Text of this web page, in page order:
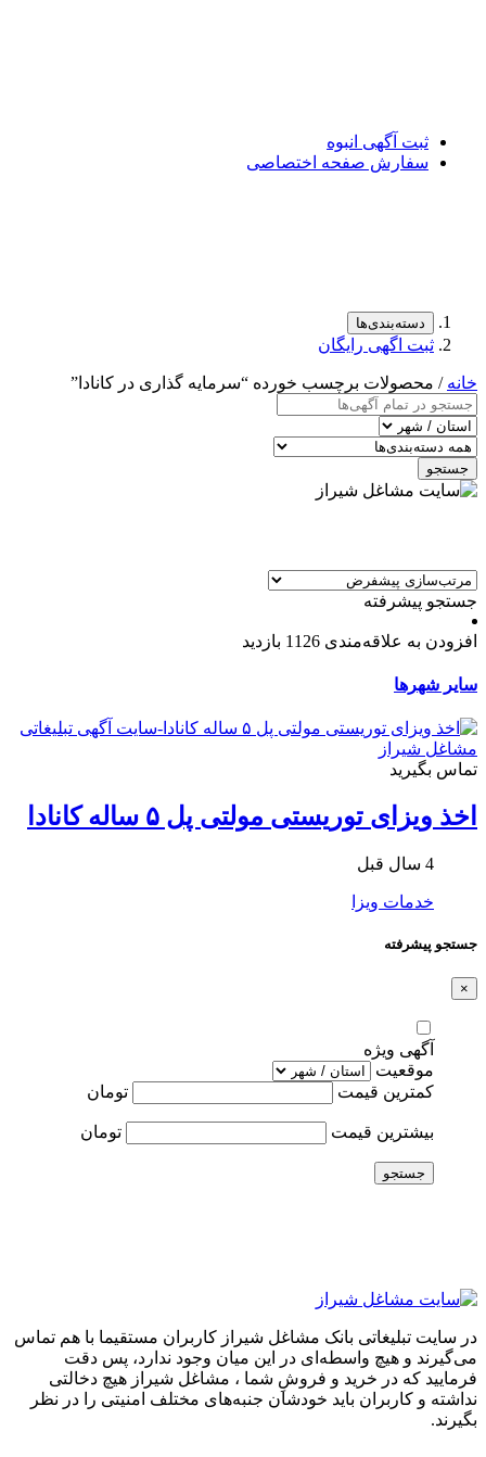
ثبت آگهی انبوه
سفارش صفحه اختصاصی
دسته‌بندی‌ها
ثبت اگهی رایگان
خانه / محصولات برچسب خورده “سرمایه گذاری در کانادا”
جستجو
جستجو پیشرفته
افزودن به علاقه‌مندی 1126 بازدید
سایر شهرها
تماس بگیرید
اخذ ویزای توریستی مولتی پل ۵ ساله کانادا
4 سال قبل
خدمات ویزا
جستجو پیشرفته
×
آگهی ویژه
موقعیت
کمترین قیمت
تومان
بیشترین قیمت تومان
جستجو
در سایت تبلیغاتی بانک مشاغل شیراز کاربران مستقیما با هم تماس
می‌گیرند و هیچ واسطه‌ای در این میان وجود ندارد، پس دقت
فرمایید که در خرید و فروشِ شما ، مشاغل شیراز هیچ دخالتی
نداشته و کاربران باید خودشان جنبه‌های مختلف امنیتی را در نظر
بگیرند.